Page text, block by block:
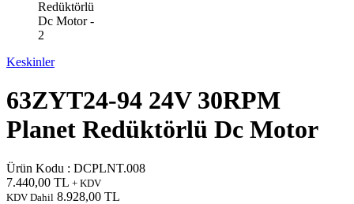
Keskinler
63ZYT24-94 24V 30RPM
Planet Redüktörlü Dc Motor
Ürün Kodu : DCPLNT.008
7.440,00 TL + KDV
KDV Dahil 8.928,00 TL